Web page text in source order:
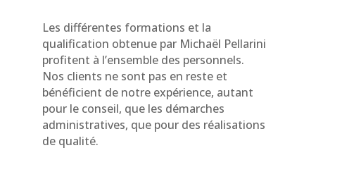
Les différentes formations et la
qualification obtenue par Michaël Pellarini
profitent à l’ensemble des personnels.
Nos clients ne sont pas en reste et
bénéficient de notre expérience, autant
pour le conseil, que les démarches
administratives, que pour des réalisations
de qualité.